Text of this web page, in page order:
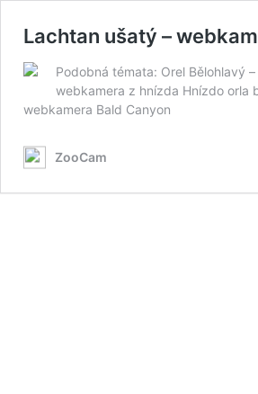
Lachtan ušatý –
Podobná témata: Orel Bělohlavý
webkamera z hnízda Hnízdo orla
webkamera Bald Canyon
ZooCam